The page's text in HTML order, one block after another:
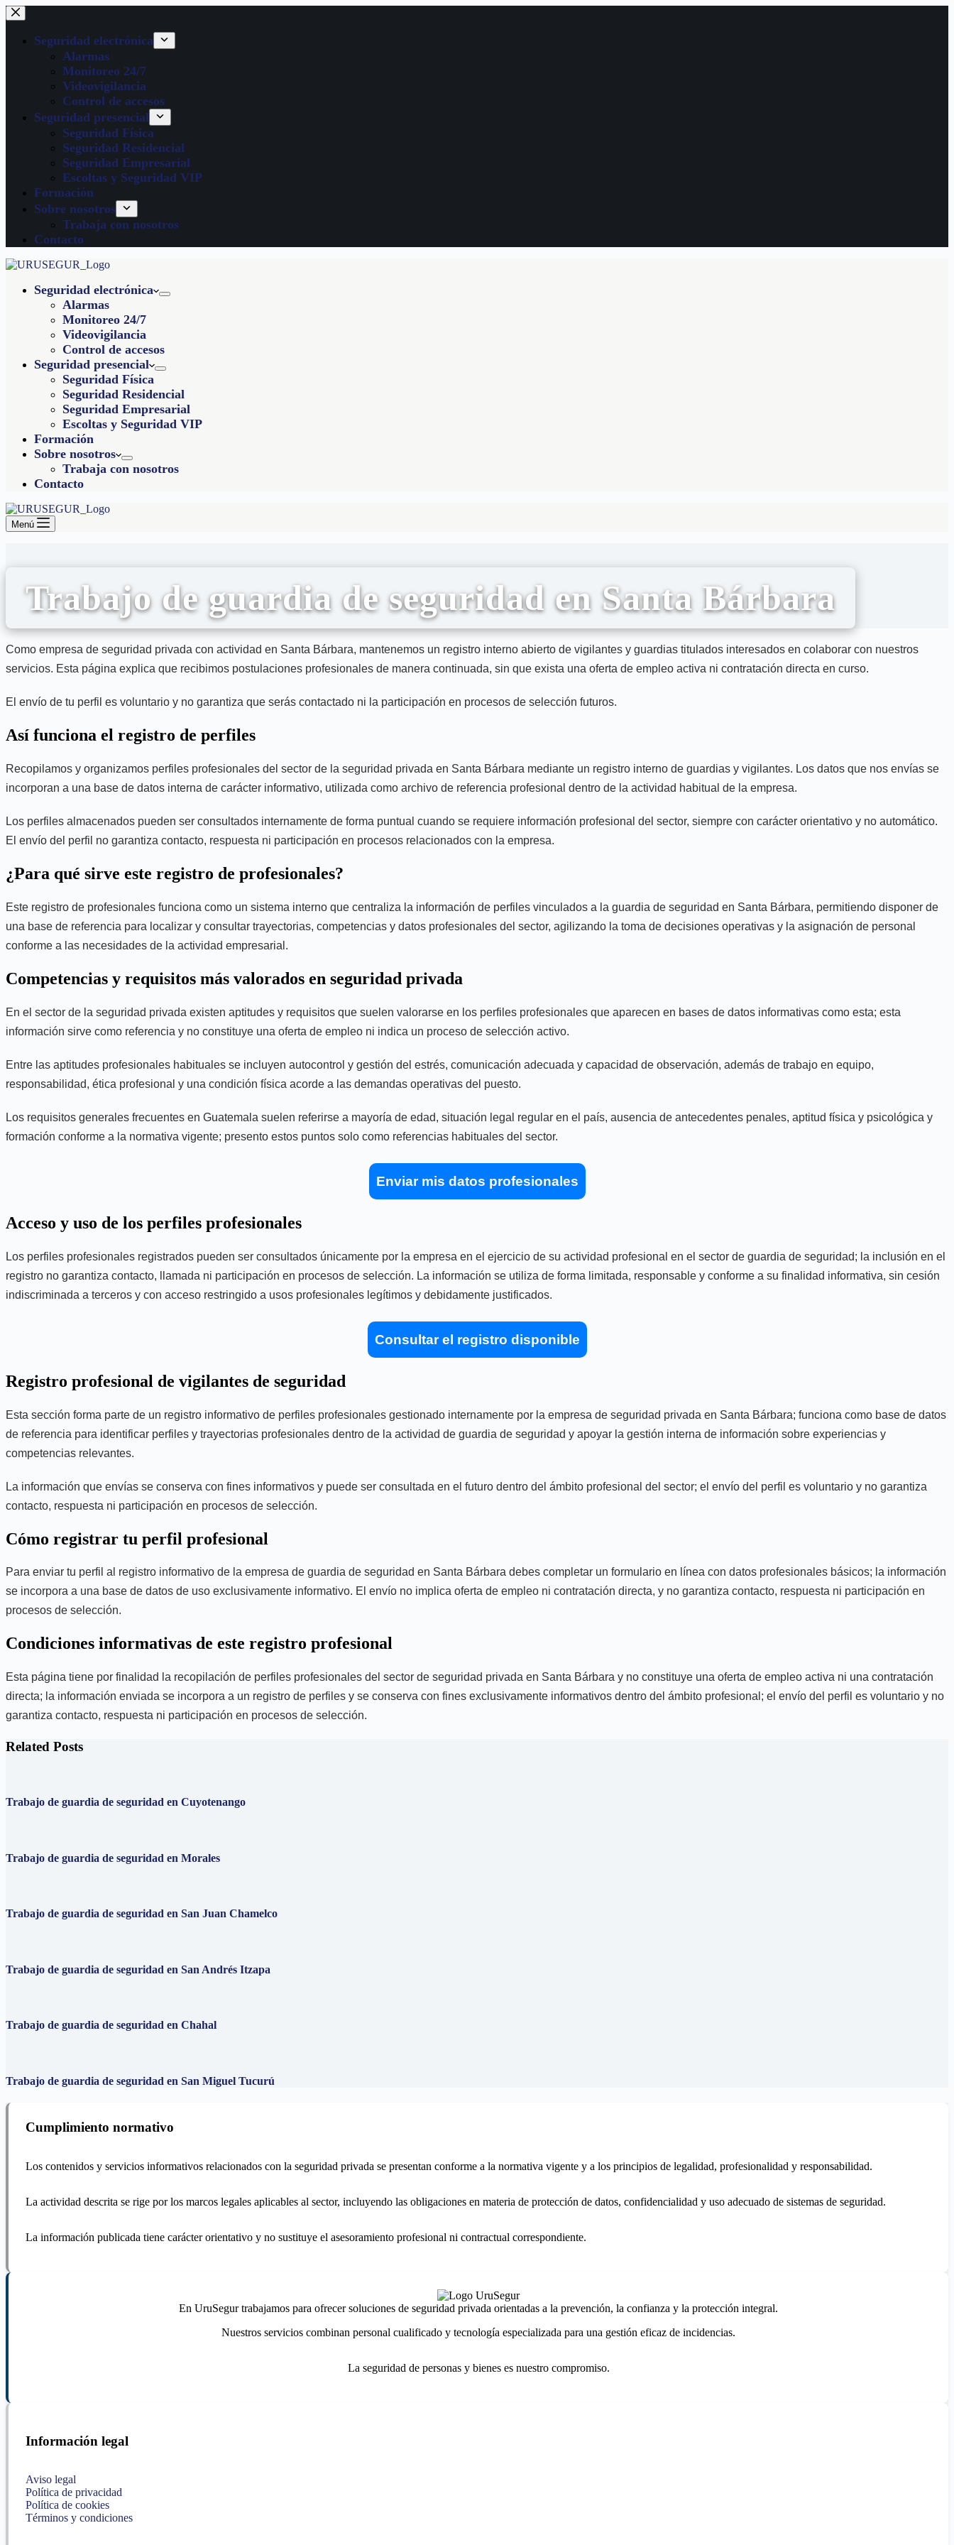
Seguridad electrónica
Alarmas
Monitoreo 24/7
Videovigilancia
Control de accesos
Seguridad presencial
Seguridad Física
Seguridad Residencial
Seguridad Empresarial
Escoltas y Seguridad VIP
Formación
Sobre nosotros
Trabaja con nosotros
Contacto
Seguridad electrónica
Alarmas
Monitoreo 24/7
Videovigilancia
Control de accesos
Seguridad presencial
Seguridad Física
Seguridad Residencial
Seguridad Empresarial
Escoltas y Seguridad VIP
Formación
Sobre nosotros
Trabaja con nosotros
Contacto
Menú
Trabajo de guardia de seguridad en Santa Bárbara
Como empresa de seguridad privada con actividad en Santa Bárbara, mantenemos un registro interno abierto de vigilantes y guardias titulados interesados en colaborar con nuestros
servicios. Esta página explica que recibimos postulaciones profesionales de manera continuada, sin que exista una oferta de empleo activa ni contratación directa en curso.
El envío de tu perfil es voluntario y no garantiza que serás contactado ni la participación en procesos de selección futuros.
Así funciona el registro de perfiles
Recopilamos y organizamos perfiles profesionales del sector de la seguridad privada en Santa Bárbara mediante un registro interno de guardias y vigilantes. Los datos que nos envías se
incorporan a una base de datos interna de carácter informativo, utilizada como archivo de referencia profesional dentro de la actividad habitual de la empresa.
Los perfiles almacenados pueden ser consultados internamente de forma puntual cuando se requiere información profesional del sector, siempre con carácter orientativo y no automático.
El envío del perfil no garantiza contacto, respuesta ni participación en procesos relacionados con la empresa.
¿Para qué sirve este registro de profesionales?
Este registro de profesionales funciona como un sistema interno que centraliza la información de perfiles vinculados a la guardia de seguridad en Santa Bárbara, permitiendo disponer de
una base de referencia para localizar y consultar trayectorias, competencias y datos profesionales del sector, agilizando la toma de decisiones operativas y la asignación de personal
conforme a las necesidades de la actividad empresarial.
Competencias y requisitos más valorados en seguridad privada
En el sector de la seguridad privada existen aptitudes y requisitos que suelen valorarse en los perfiles profesionales que aparecen en bases de datos informativas como esta; esta
información sirve como referencia y no constituye una oferta de empleo ni indica un proceso de selección activo.
Entre las aptitudes profesionales habituales se incluyen autocontrol y gestión del estrés, comunicación adecuada y capacidad de observación, además de trabajo en equipo,
responsabilidad, ética profesional y una condición física acorde a las demandas operativas del puesto.
Los requisitos generales frecuentes en Guatemala suelen referirse a mayoría de edad, situación legal regular en el país, ausencia de antecedentes penales, aptitud física y psicológica y
formación conforme a la normativa vigente; presento estos puntos solo como referencias habituales del sector.
Enviar mis datos profesionales
Acceso y uso de los perfiles profesionales
Los perfiles profesionales registrados pueden ser consultados únicamente por la empresa en el ejercicio de su actividad profesional en el sector de guardia de seguridad; la inclusión en el
registro no garantiza contacto, llamada ni participación en procesos de selección. La información se utiliza de forma limitada, responsable y conforme a su finalidad informativa, sin cesión
indiscriminada a terceros y con acceso restringido a usos profesionales legítimos y debidamente justificados.
Consultar el registro disponible
Registro profesional de vigilantes de seguridad
Esta sección forma parte de un registro informativo de perfiles profesionales gestionado internamente por la empresa de seguridad privada en Santa Bárbara; funciona como base de datos
de referencia para identificar perfiles y trayectorias profesionales dentro de la actividad de guardia de seguridad y apoyar la gestión interna de información sobre experiencias y
competencias relevantes.
La información que envías se conserva con fines informativos y puede ser consultada en el futuro dentro del ámbito profesional del sector; el envío del perfil es voluntario y no garantiza
contacto, respuesta ni participación en procesos de selección.
Cómo registrar tu perfil profesional
Para enviar tu perfil al registro informativo de la empresa de guardia de seguridad en Santa Bárbara debes completar un formulario en línea con datos profesionales básicos; la información
se incorpora a una base de datos de uso exclusivamente informativo. El envío no implica oferta de empleo ni contratación directa, y no garantiza contacto, respuesta ni participación en
procesos de selección.
Condiciones informativas de este registro profesional
Esta página tiene por finalidad la recopilación de perfiles profesionales del sector de seguridad privada en Santa Bárbara y no constituye una oferta de empleo activa ni una contratación
directa; la información enviada se incorpora a un registro de perfiles y se conserva con fines exclusivamente informativos dentro del ámbito profesional; el envío del perfil es voluntario y no
garantiza contacto, respuesta ni participación en procesos de selección.
Related Posts
Trabajo de guardia de seguridad en Cuyotenango
Trabajo de guardia de seguridad en Morales
Trabajo de guardia de seguridad en San Juan Chamelco
Trabajo de guardia de seguridad en San Andrés Itzapa
Trabajo de guardia de seguridad en Chahal
Trabajo de guardia de seguridad en San Miguel Tucurú
Cumplimiento normativo
Los contenidos y servicios informativos relacionados con la seguridad privada se presentan conforme a la normativa vigente y a los principios de legalidad, profesionalidad y responsabilidad.
La actividad descrita se rige por los marcos legales aplicables al sector, incluyendo las obligaciones en materia de protección de datos, confidencialidad y uso adecuado de sistemas de seguridad.
La información publicada tiene carácter orientativo y no sustituye el asesoramiento profesional ni contractual correspondiente.
En UruSegur trabajamos para ofrecer soluciones de seguridad privada orientadas a la prevención, la confianza y la protección integral.
Nuestros servicios combinan personal cualificado y tecnología especializada para una gestión eficaz de incidencias.
La seguridad de personas y bienes es nuestro compromiso.
Información legal
Aviso legal
Política de privacidad
Política de cookies
Términos y condiciones